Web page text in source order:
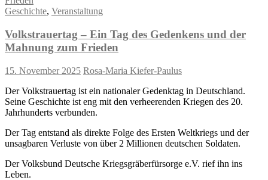
Geschichte, Veranstaltung
Volkstrauertag – Ein Tag des Gedenkens und der
Mahnung zum Frieden
15. November 2025 Rosa-Maria Kiefer-Paulus
Der Volkstrauertag ist ein nationaler Gedenktag in Deutschland.
Seine Geschichte ist eng mit den verheerenden Kriegen des 20.
Jahrhunderts verbunden.
Der Tag entstand als direkte Folge des Ersten Weltkriegs und der
unsagbaren Verluste von über 2 Millionen deutschen Soldaten.
Der Volksbund Deutsche Kriegsgräberfürsorge e.V. rief ihn ins
Leben.